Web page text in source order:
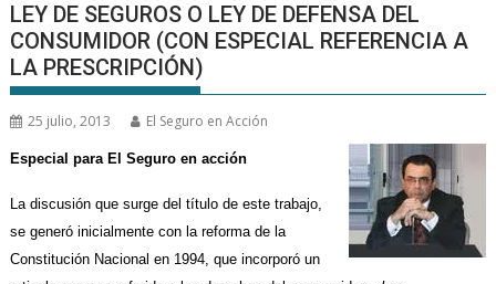
LEY DE SEGUROS O LEY DE DEFENSA DEL
CONSUMIDOR (CON ESPECIAL REFERENCIA A
LA PRESCRIPCIÓN)
25 julio, 2013 El Seguro en Acción
Especial para El Seguro en acción
La discusión que surge del título de este trabajo,
se generó inicialmente con la reforma de la
Constitución Nacional en 1994, que incorporó un